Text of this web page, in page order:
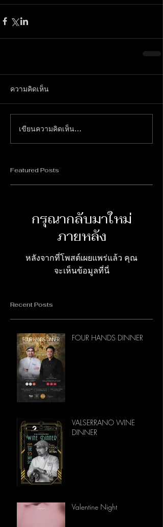
ความคิดเห็น
เขียนความคิดเห็น…
Featured Posts
กรุณากลับมาใหม่
ภายหลัง
หลังจากที่โพสต์เผยแพร่แล้ว คุณ
จะเห็นข้อมูลที่นี่
Recent Posts
FOUR HANDS DINNER
VALSERRANO WINE
DINNER
Valentine Night